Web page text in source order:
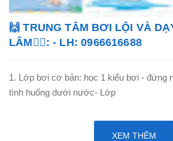
🙌 TRUNG TÂM BƠI LỘI VÀ
LÂM🏊‍♂️: - LH: 0966616688
1. Lớp bơi cơ bản: học 1 kiểu bơi - đứng
tình huống dưới nước- Lớp
XEM THÊM